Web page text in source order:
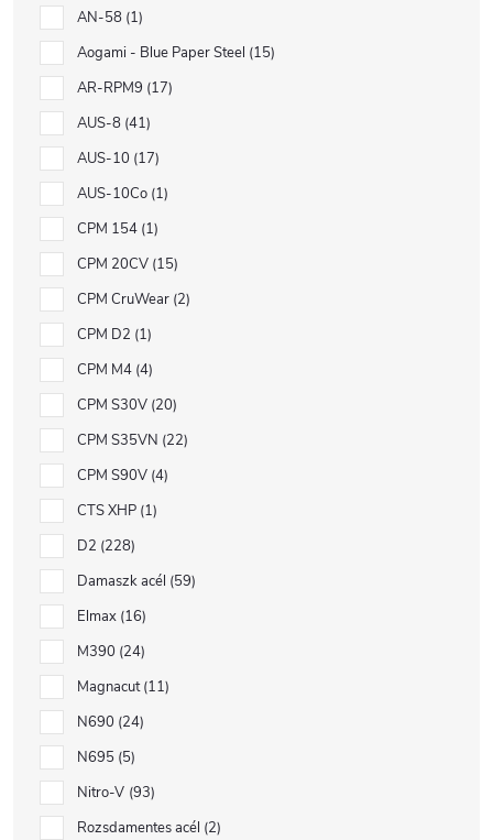
AN-58 1
Aogami - Blue Paper Steel 15
AR-RPM9 17
AUS-8 41
AUS-10 17
AUS-10Co 1
CPM 154 1
CPM 20CV 15
CPM CruWear 2
CPM D2 1
CPM M4 4
CPM S30V 20
CPM S35VN 22
CPM S90V 4
CTS XHP 1
D2 228
Damaszk acél 59
Elmax 16
M390 24
Magnacut 11
N690 24
N695 5
Nitro-V 93
Rozsdamentes acél 2